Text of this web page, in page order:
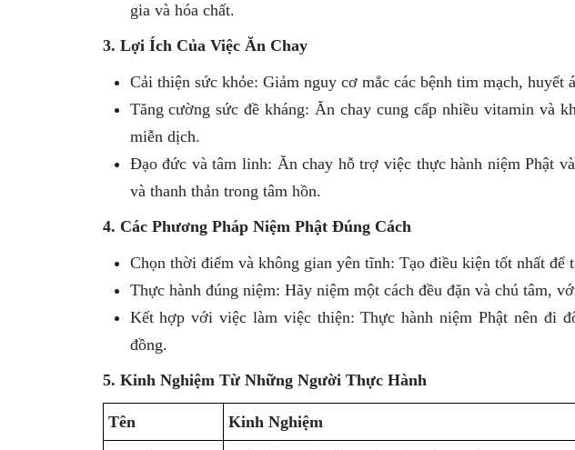
gia và hóa chất.
3. Lợi Ích Của Việc Ăn Chay
Cải thiện sức khỏe: Giảm nguy cơ mắc các bệnh tim mạch, huyết
Tăng cường sức đề kháng: Ăn chay cung cấp nhiều vitamin và
miễn dịch.
Đạo đức và tâm linh: Ăn chay hỗ trợ việc thực hành niệm Phật
và thanh thản trong tâm hồn.
4. Các Phương Pháp Niệm Phật Đúng Cách
Chọn thời điểm và không gian yên tĩnh: Tạo điều kiện tốt nhất để
Thực hành đúng niệm: Hãy niệm một cách đều đặn và chú tâm,
Kết hợp với việc làm việc thiện: Thực hành niệm Phật nên đi
đồng.
5. Kinh Nghiệm Từ Những Người Thực Hành
Tên Kinh Nghiệm